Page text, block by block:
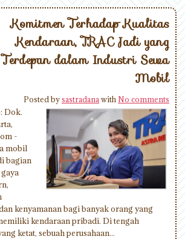
Komitmen Terhadap Kualitas
Kendaraan, TRAC Jadi yang
Terdepan dalam Industri Sewa
Mobil
Posted bysastradana with No comments
Dok.
-
mobil
bagian
kenyamanan bagi banyak orang yang
kendaraan pribadi. Di tengah
ketat, sebuah perusahaan...